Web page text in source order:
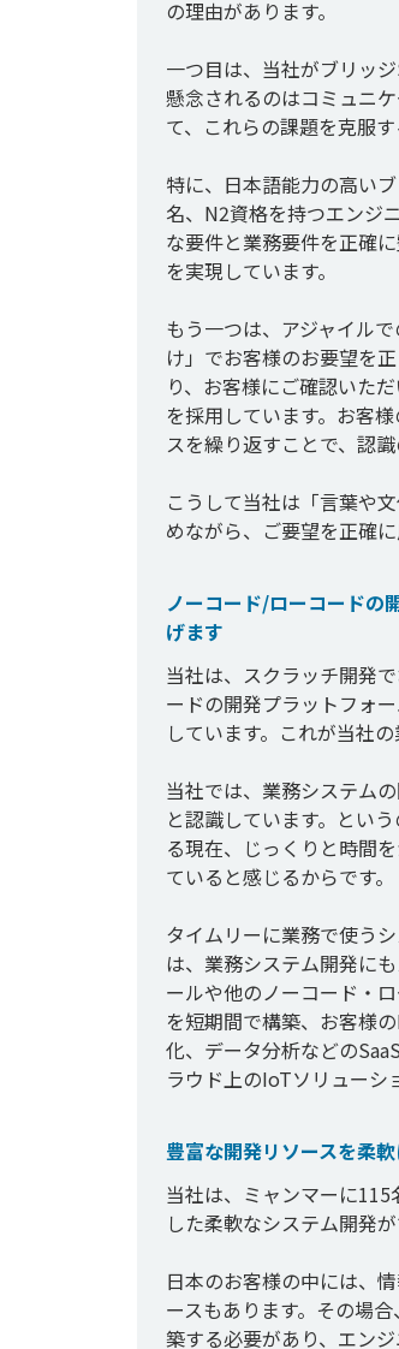
の理由があります。
一つ目は、当社がブリッ
懸念されるのはコミュニ
て、これらの課題を克服
特に、日本語能力の高い
名、N2資格を持つエンジ
な要件と業務要件を正確
を実現しています。
もう一つは、アジャイル
け」でお客様のお要望を
り、お客様にご確認いた
を採用しています。お客
スを繰り返すことで、認
こうして当社は「言葉や
ノーコード/ローコードの
げます
当社は、スクラッチ開発
ードの開発プラットフォ
しています。これが当社
当社では、業務システム
と認識しています。とい
る現在、じっくりと時間
ていると感じるからです。
タイムリーに業務で使う
は、業務システム開発に
ールや他のノーコード・
を短期間で構築、お客様
化、データ分析などの
豊富な開発リソースを柔
当社は、ミャンマーに
した柔軟なシステム開発
日本のお客様の中には、
ースもあります。その場
築する必要があり、エン